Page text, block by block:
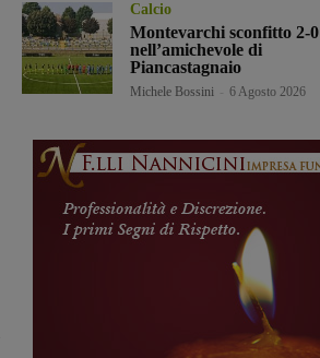
Calcio
Montevarchi sconfitto 2-0
nell’amichevole di
Piancastagnaio
Michele Bossini 6 Agosto 2026